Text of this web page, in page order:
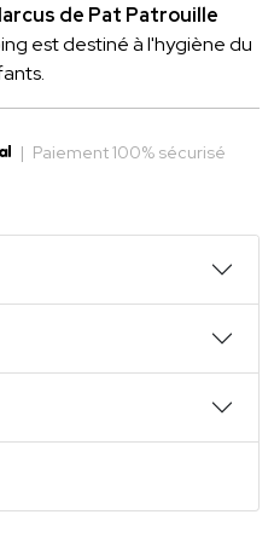
de Pat Patrouille
est destiné à l'hygiène du
| Paiement 100% sécurisé